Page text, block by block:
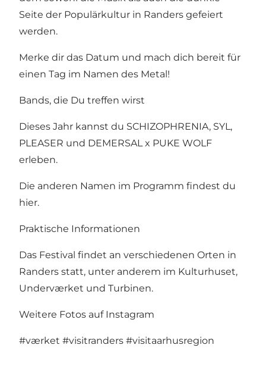
Seite der Populärkultur in Randers gefeiert
werden.
Merke dir das Datum und mach dich bereit für
einen Tag im Namen des Metal!
Bands, die Du treffen wirst
Dieses Jahr kannst du SCHIZOPHRENIA, SYL,
PLEASER und DEMERSAL x PUKE WOLF
erleben.
Die anderen Namen im Programm findest du
hier.
Praktische Informationen
Das Festival findet an verschiedenen Orten in
Randers statt, unter anderem im Kulturhuset,
Underværket und Turbinen.
Weitere Fotos auf Instagram
#værket #visitranders #visitaarhusregion